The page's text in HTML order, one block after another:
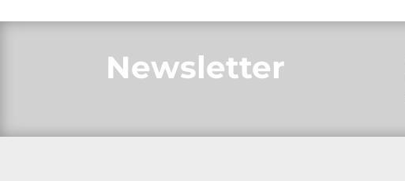
Newsletter